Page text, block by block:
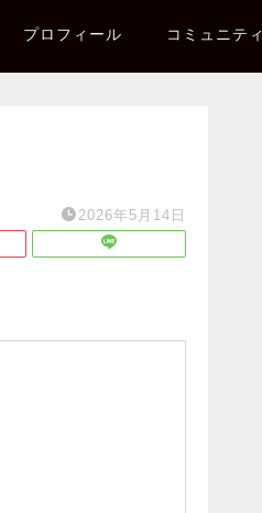
プロフィール コミュニティ
2026年5月14日